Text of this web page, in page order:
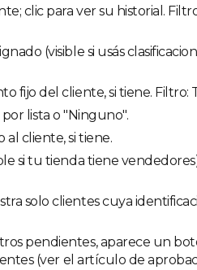
clic para ver su historial.
(visible si usás
fijo del cliente, si tiene. Filtro:
por lista o "Ninguno".
al cliente, si tiene.
si tu tienda tiene
solo clientes cuya
pendientes, aparece un
(ver el artículo de